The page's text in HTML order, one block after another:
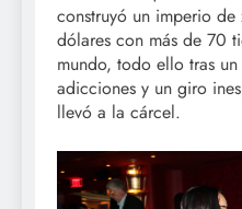
construyó un imperio
dólares con más de 70
mundo, todo ello tras
adicciones y un giro
llevó a la cárcel.